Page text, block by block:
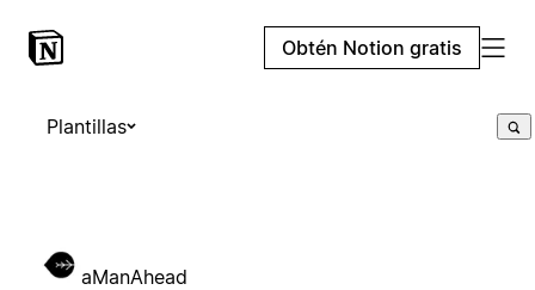
Obtén Notion gratis
Plantillas
aManAhead